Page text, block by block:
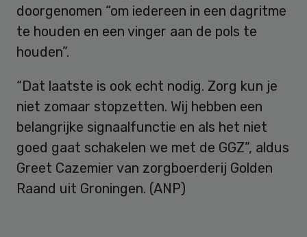
doorgenomen “om iedereen in een dagritme
te houden en een vinger aan de pols te
houden”.
“Dat laatste is ook echt nodig. Zorg kun je
niet zomaar stopzetten. Wij hebben een
belangrijke signaalfunctie en als het niet
goed gaat schakelen we met de GGZ”, aldus
Greet Cazemier van zorgboerderij Golden
Raand uit Groningen. (ANP)